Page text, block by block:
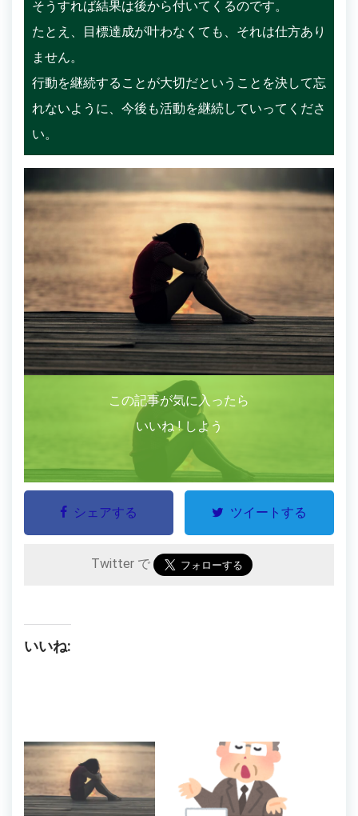
そうすれば結果は後から付いてくるのです。
たとえ、目標達成が叶わなくても、それは仕方あり
ません。
行動を継続することが大切だということを決して忘
れないように、今後も活動を継続していってくださ
い。
この記事が気に入ったら
いいね ! しよう
シェアする ツイートする
Twitter で
いいね: